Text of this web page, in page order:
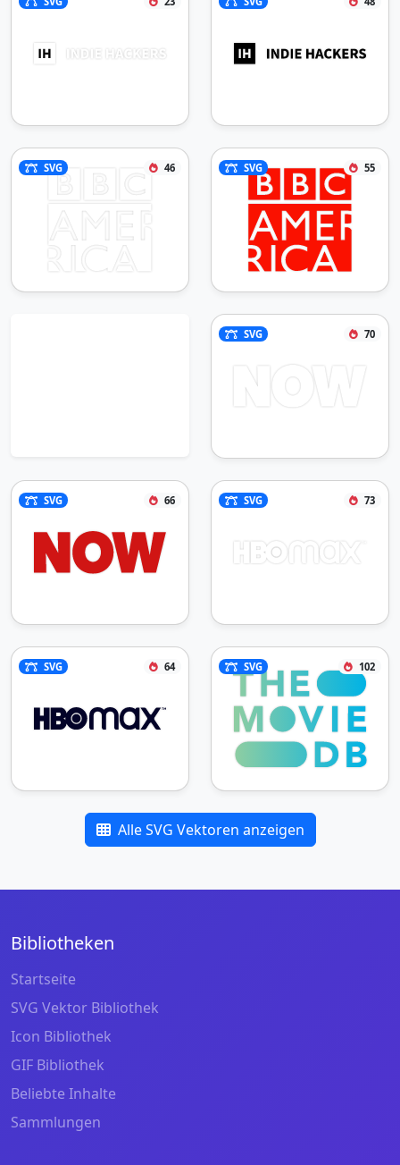
SVG 46 SVG 55
SVG 70
SVG 66 SVG 73
SVG 64 SVG 102
Alle SVG Vektoren anzeigen
Bibliotheken
Startseite
SVG Vektor Bibliothek
Icon Bibliothek
GIF Bibliothek
Beliebte Inhalte
Sammlungen